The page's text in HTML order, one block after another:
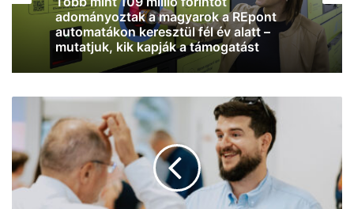
Szombatra tényleg mérséklődik a
hőmérséklet, már “csak” 32 fok lesz
Szegeden